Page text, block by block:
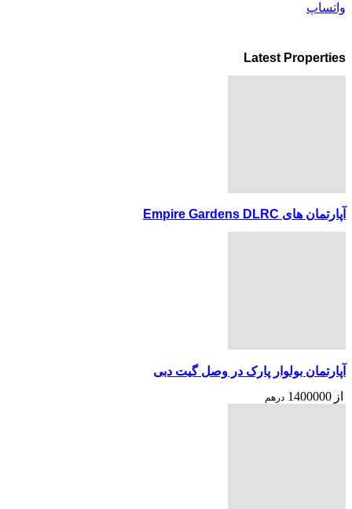
واتساپ
Latest Properties
آپارتمان های Empire Gardens DLRC
آپارتمان بولوار پارک در وصل گیت دبی
از 1400000 درهم